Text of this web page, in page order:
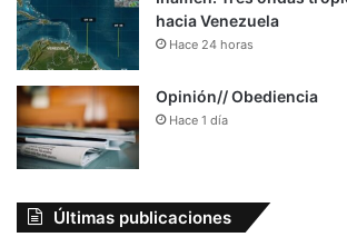
hacia Venezuela
Hace 24 horas
Opinión// Obediencia
Hace 1 día
Últimas publicaciones